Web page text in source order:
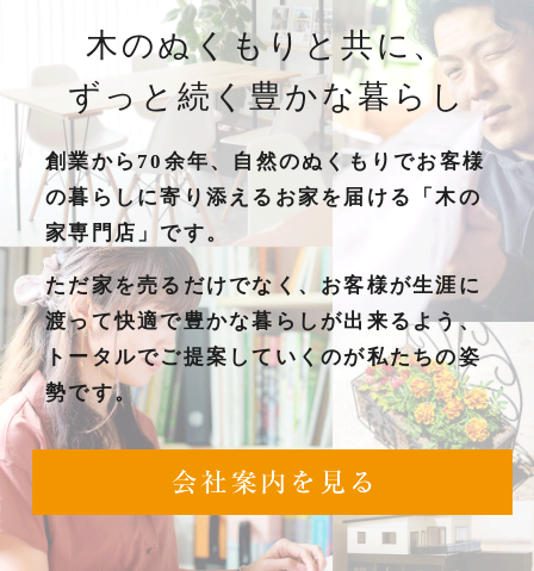
木のぬくもりと共に、
ずっと続く豊かな暮らし
創業から70余年、自然のぬくもりでお客様
の暮らしに寄り添えるお家を届ける「木の
家専門店」です。
ただ家を売るだけでなく、お客様が生涯に
渡って快適で豊かな暮らしが出来るよう、
トータルでご提案していくのが私たちの姿
勢です。